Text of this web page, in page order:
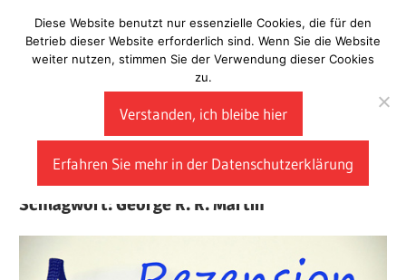
Inhalt
springen
Laberladen
Schlagwort:George R. R. Martin
Diese Website benutzt nur essenzielle Cookies, die für den
Betrieb dieser Website erforderlich sind. Wenn Sie die Website
weiter nutzen, stimmen Sie der Verwendung dieser Cookies
zu.
Verstanden, ich bleibe hier
Erfahren Sie mehr in der Datenschutzerklärung